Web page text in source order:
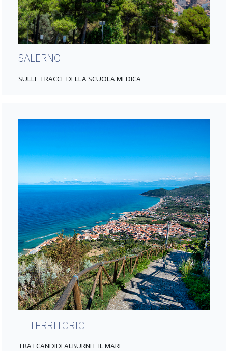
SALERNO
SULLE TRACCE DELLA SCUOLA MEDICA
IL TERRITORIO
TRA I CANDIDI ALBURNI E IL MARE